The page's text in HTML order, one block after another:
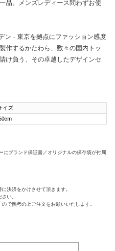
品。メンズレディース問わずお使
ン - 東京を拠点にファッション感度
作するかたわら、数々の国内トッ
け負う、その卓越したデザインセ
イズ
にブランド保証書／オリジナルの保存袋が付属
決済をかけさせて頂きます。
い。
で熟考の上ご注文をお願いいたします。